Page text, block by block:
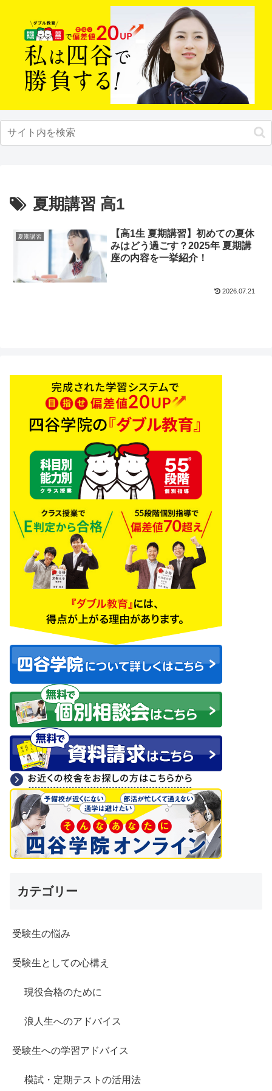
夏期講習 高1
夏期講習
【高1生 夏期講習】初めての夏休
みはどう過ごす？2025年 夏期講
座の内容を一挙紹介！
2026.07.21
カテゴリー
受験生の悩み
受験生としての心構え
現役合格のために
浪人生へのアドバイス
受験生への学習アドバイス
模試・定期テストの活用法